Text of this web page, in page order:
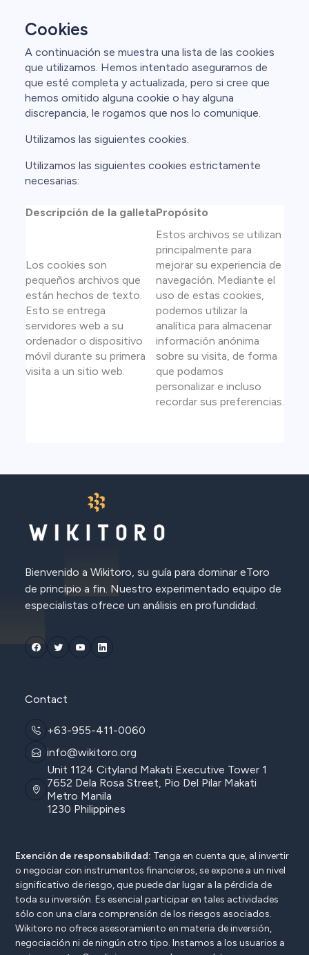
Cookies
A continuación se muestra una lista de las cookies
que utilizamos. Hemos intentado asegurarnos de
que esté completa y actualizada, pero si cree que
hemos omitido alguna cookie o hay alguna
discrepancia, le rogamos que nos lo comunique.
Utilizamos las siguientes cookies.
Utilizamos las siguientes cookies estrictamente
necesarias:
Descripción de la galletaPropósito
Los cookies son
pequeños archivos que
están hechos de texto.
Esto se entrega
servidores web a su
ordenador o dispositivo
móvil durante su primera
visita a un sitio web.
Estos archivos se utilizan
principalmente para
mejorar su experiencia de
navegación. Mediante el
uso de estas cookies,
podemos utilizar la
analítica para almacenar
información anónima
sobre su visita, de forma
que podamos
personalizar e incluso
recordar sus preferencias.
Bienvenido a Wikitoro, su guía para dominar eToro
de principio a fin. Nuestro experimentado equipo de
especialistas ofrece un análisis en profundidad.
Contact
+63-955-411-0060
info@wikitoro.org
Unit 1124 Cityland Makati Executive Tower 1
7652 Dela Rosa Street, Pio Del Pilar Makati
Metro Manila
1230 Philippines
Exención de responsabilidad: Tenga en cuenta que, al invertir
o negociar con instrumentos financieros, se expone a un nivel
significativo de riesgo, que puede dar lugar a la pérdida de
toda su inversión. Es esencial participar en tales actividades
sólo con una clara comprensión de los riesgos asociados.
Wikitoro no ofrece asesoramiento en materia de inversión,
negociación ni de ningún otro tipo. Instamos a los usuarios a